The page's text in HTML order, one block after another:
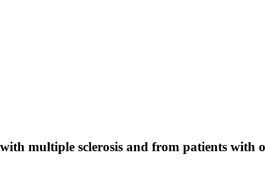
multiple sclerosis and from patients with